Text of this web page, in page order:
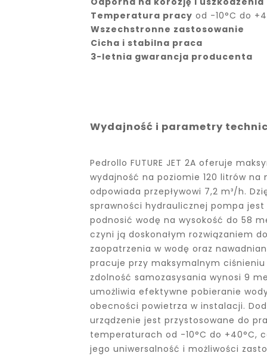
Temperatura pracy od -10°C do
Wszechstronne zastosowanie
Cicha i stabilna praca
3-letnia gwarancja producenta
Wydajność i parametry
Pedrollo FUTURE JET 2A oferuje
wydajność na poziomie 120 litrów na
odpowiada przepływowi 7,2 m³/h.
sprawności hydraulicznej pompa
podnosić wodę na wysokość do 58
czyni ją doskonałym rozwiązaniem
zaopatrzenia w wodę oraz
pracuje przy maksymalnym
zdolność samozasysania wynosi 9
umożliwia efektywne pobieranie
obecności powietrza w instalacji.
urządzenie jest przystosowane do
temperaturach od -10°C do +40°C,
jego uniwersalność i możliwości